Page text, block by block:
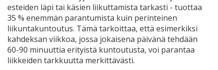
esteiden läpi tai käsien liikuttamista tarkasti - tuottaa
35 % enemmän parantumista kuin perinteinen
liikuntakuntoutus. Tämä tarkoittaa, että esimerkiksi
kahdeksan viikkoa, jossa jokaisena päivänä tehdään
60-90 minuuttia erityistä kuntoutusta, voi parantaa
liikkeiden tarkkuutta merkittävästi.